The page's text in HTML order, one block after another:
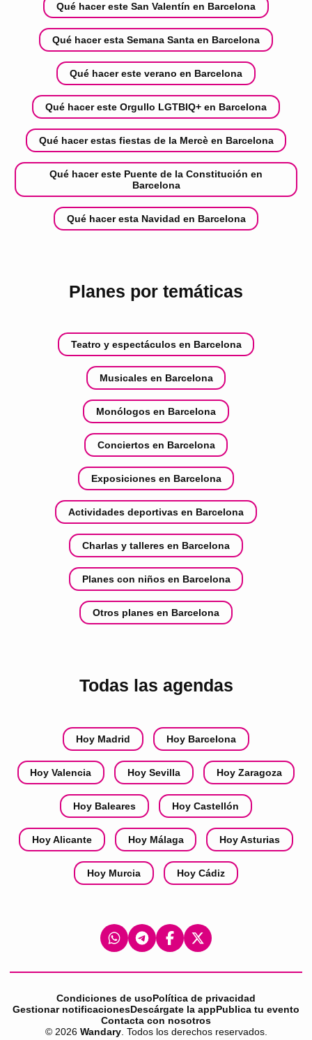
Qué hacer este San Valentín en Barcelona
Qué hacer esta Semana Santa en Barcelona
Qué hacer este verano en Barcelona
Qué hacer este Orgullo LGTBIQ+ en Barcelona
Qué hacer estas fiestas de la Mercè en Barcelona
Qué hacer este Puente de la Constitución en
Barcelona
Qué hacer esta Navidad en Barcelona
Planes por temáticas
Teatro y espectáculos en Barcelona
Musicales en Barcelona
Monólogos en Barcelona
Conciertos en Barcelona
Exposiciones en Barcelona
Actividades deportivas en Barcelona
Charlas y talleres en Barcelona
Planes con niños en Barcelona
Otros planes en Barcelona
Todas las agendas
Hoy Madrid Hoy Barcelona
Hoy Valencia Hoy Sevilla Hoy Zaragoza
Hoy Baleares Hoy Castellón
Hoy Alicante Hoy Málaga Hoy Asturias
Hoy Murcia Hoy Cádiz
Condiciones de usoPolítica de privacidad
Gestionar notificacionesDescárgate la appPublica tu evento
Contacta con nosotros
© 2026 Wandary. Todos los derechos reservados.